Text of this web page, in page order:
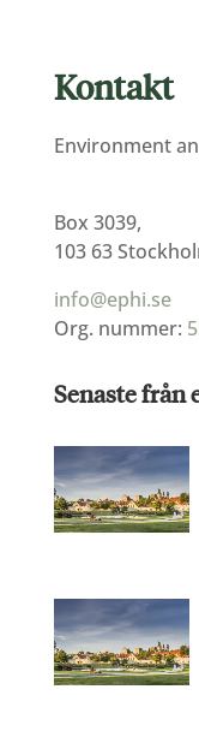
Kontakt
Environment
Box 3039,
103 63
info@ephi.se
Org. nummer:
Senaste från